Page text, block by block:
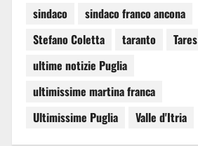
sindaco
sindaco franco ancona
Stefano Coletta
taranto
Tares
ultime notizie Puglia
ultimissime martina franca
Ultimissime Puglia
Valle d'Itria